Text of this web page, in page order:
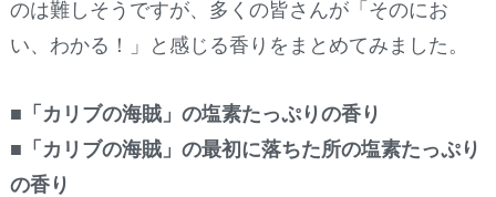
のは難しそうですが、多くの皆さんが「そのにお
い、わかる！」と感じる香りをまとめてみました。
■「カリブの海賊」の塩素たっぷりの香り
■「カリブの海賊」の最初に落ちた所の塩素たっぷり
の香り